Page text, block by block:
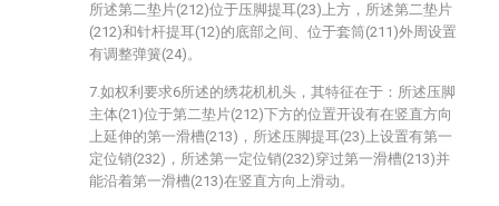
所述第二垫片(212)位于压脚提耳(23)上方，所述第二垫片
(212)和针杆提耳(12)的底部之间、位于套筒(211)外周设置
有调整弹簧(24)。
7.如权利要求6所述的绣花机机头，其特征在于：所述压脚
主体(21)位于第二垫片(212)下方的位置开设有在竖直方向
上延伸的第一滑槽(213)，所述压脚提耳(23)上设置有第一
定位销(232)，所述第一定位销(232)穿过第一滑槽(213)并
能沿着第一滑槽(213)在竖直方向上滑动。